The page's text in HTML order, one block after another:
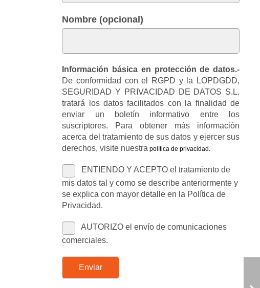
Nombre (opcional)
Información básica en protección de datos.-
De conformidad con el RGPD y la LOPDGDD,
SEGURIDAD Y PRIVACIDAD DE DATOS S.L.
tratará los datos facilitados con la finalidad de
enviar un boletín informativo entre los
suscriptores. Para obtener más información
acerca del tratamiento de sus datos y ejercer sus
derechos, visite nuestra política de privacidad .
ENTIENDO Y ACEPTO el tratamiento de
mis datos tal y como se describe anteriormente y
se explica con mayor detalle en la Política de
Privacidad.
AUTORIZO el envío de comunicaciones
comerciales.
Enviar